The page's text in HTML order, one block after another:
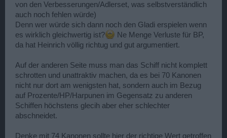
von den Verbesserungen/Adlerset, was selbstverständlich
auch noch fehlen würde)
Denn wer würde sich dann noch den Gladi erspielen wenn
es wirklich gleichwertig ist?
Ne Menge Verluste für BP,
da hat Heinrich völlig richtug und gut argumentiert.
Auf der anderen Seite muss man das Schiff nicht komplett
schrotten und unattraktiv machen, da es bei 70 Kanonen
nicht nur dort am wenigsten hat, sondern auch im Bezug
auf Prozente/HP/Harpunen im Gegensatz zu anderen
Schiffen höchstens glecih aber eher schlechter
abschneidet.
Denke mit 74 Kanonen sollte hier der richtige Wert getroffen